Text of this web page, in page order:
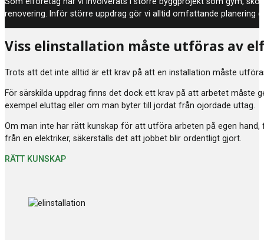
renovering. Inför större uppdrag gör vi alltid omfattande planering
Viss elinstallation måste utföras av
Trots att det inte alltid är ett krav på att en installation måste
För särskilda uppdrag finns det dock ett krav på att arbetet
exempel eluttag eller om man byter till jordat från ojordade uttag.
Om man inte har rätt kunskap för att utföra arbeten på egen
från en elektriker, säkerställs det att jobbet blir ordentligt gjort.
RÄTT KUNSKAP